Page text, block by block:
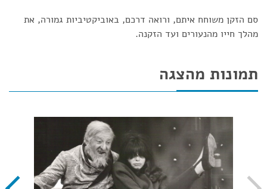
סם הזקן משוחח איתם, ורואה דרכם, באוביקטיביות גמורה, את
מהלך חייו מהנעורים ועד הזקנה.
תמונות מהצגה